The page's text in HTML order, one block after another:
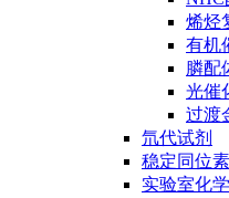
烯烃
有机
膦配
光催
过渡
氘代试剂
稳定同位素
实验室化